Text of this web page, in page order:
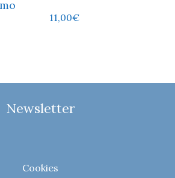
11,00€
Newsletter
Cookies